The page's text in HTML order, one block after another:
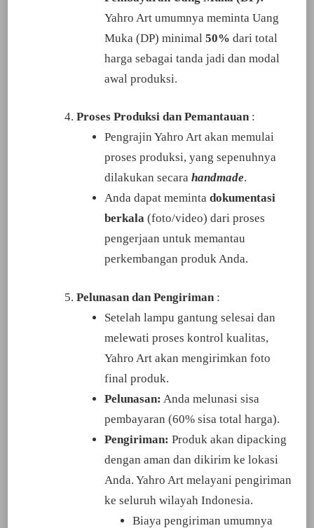
Yahro Art umumnya meminta Uang
Muka (DP) minimal 50% dari total
harga sebagai tanda jadi dan modal
awal produksi.
Proses Produksi dan Pemantauan:
Pengrajin Yahro Art akan memulai
proses produksi, yang sepenuhnya
dilakukan secara handmade.
Anda dapat meminta dokumentasi
berkala (foto/video) dari proses
pengerjaan untuk memantau
perkembangan produk Anda.
Pelunasan dan Pengiriman :
Setelah lampu gantung selesai dan
melewati proses kontrol kualitas,
Yahro Art akan mengirimkan foto
final produk.
Pelunasan: Anda melunasi sisa
pembayaran (60% sisa total harga).
Pengiriman: Produk akan dipacking
dengan aman dan dikirim ke lokasi
Anda. Yahro Art melayani pengiriman
ke seluruh wilayah Indonesia.
Biaya pengiriman umumnya